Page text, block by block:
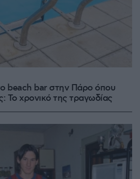
beach bar στην Πάρο όπου
Το χρονικό της τραγωδίας